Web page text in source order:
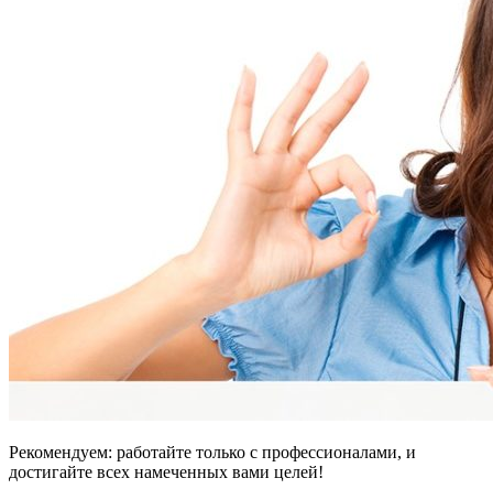
Рекомендуем: работайте только с профессионалами, и
достигайте всех намеченных вами целей!